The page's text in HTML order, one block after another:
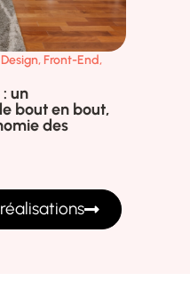
Design,Front-End,
un
bout en bout,
des